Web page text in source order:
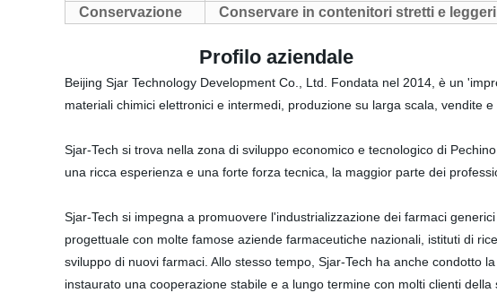
Conservazione
Conservare in contenitori stretti e
Profilo aziendale
Beijing Sjar Technology Development Co., Ltd. Fondata nel 2014, è un
materiali chimici elettronici e intermedi, produzione su larga scala, vendite
Sjar-Tech si trova nella zona di sviluppo economico e tecnologico di
una ricca esperienza e una forte forza tecnica, la maggior parte dei
Sjar-Tech si impegna a promuovere l'industrializzazione dei farmaci
progettuale con molte famose aziende farmaceutiche nazionali, istituti di
sviluppo di nuovi farmaci. Allo stesso tempo, Sjar-Tech ha anche condotto
instaurato una cooperazione stabile e a lungo termine con molti clienti